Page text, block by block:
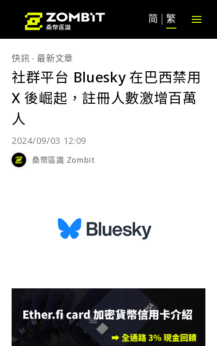
简 繁
快訊 最新文章
社群平台 Bluesky 在巴西禁用
X 後崛起，註冊人數激增百萬
人
2024/09/03 12:09
桑幣區識 Zombit